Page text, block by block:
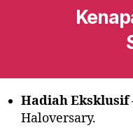
Hadiah Eksklusif
Haloversary.